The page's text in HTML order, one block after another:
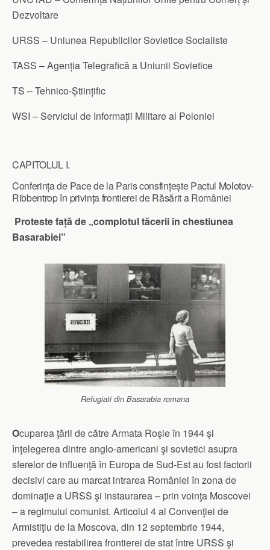
Dezvoltare
URSS – Uniunea Republicilor Sovietice Socialiste
TASS – Agenția Telegrafică a Uniunii Sovietice
TS – Tehnico-Științific
WSI – Serviciul de Informații Militare al Poloniei
CAPITOLUL I.
Conferința de Pace de la Paris consfințește Pactul Molotov-
Ribbentrop în privința frontierei de Răsărit a României
Proteste față de „complotul tăcerii în chestiunea
Basarabiei”
Refugiati din Basarabia romana
Ocuparea ţării de către Armata Roşie în 1944 şi
înţelegerea dintre anglo‑americani şi sovietici asupra
sferelor de influenţă în Europa de Sud‑Est au fost factorii
decisivi care au marcat intrarea României în zona de
dominaţie a URSS şi instaurarea – prin voinţa Moscovei
– a regimului comunist. Articolul 4 al Convenţiei de
Armistiţiu de la Moscova, din 12 septembrie 1944,
prevedea restabilirea frontierei de stat între URSS şi